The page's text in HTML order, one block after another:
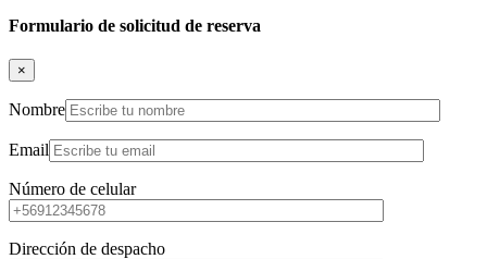
Formulario de solicitud de reserva
×
Nombre
Email
Número de celular
Dirección de despacho